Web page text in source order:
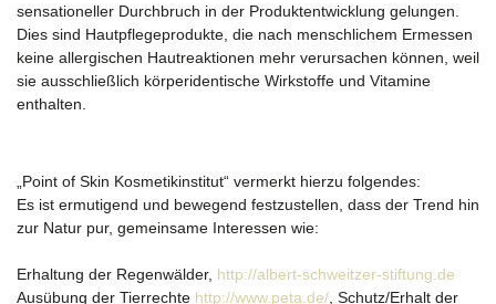
sensationeller Durchbruch in der Produktentwicklung gelungen.
Dies sind Hautpflegeprodukte, die nach menschlichem Ermessen
keine allergischen Hautreaktionen mehr verursachen können, weil
sie ausschließlich körperidentische Wirkstoffe und Vitamine
enthalten.
„Point of Skin Kosmetikinstitut“ vermerkt hierzu folgendes:
Es ist ermutigend und bewegend festzustellen, dass der Trend hin
zur Natur pur, gemeinsame Interessen wie:
Erhaltung der Regenwälder, http://albert-schweitzer-stiftung.de
Ausübung der Tierrechte http://www.peta.de/ , Schutz/Erhalt der